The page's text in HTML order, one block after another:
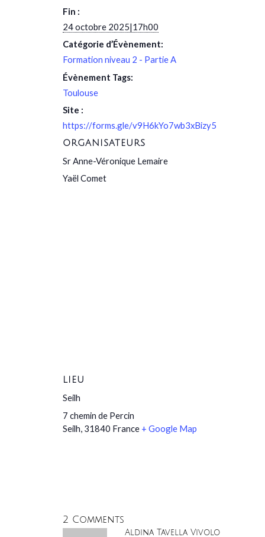
Fin :
24 octobre 2025|17h00
Catégorie d’Évènement:
Formation niveau 2 - Partie A
Évènement Tags:
Toulouse
Site :
https://forms.gle/v9H6kYo7wb3xBizy5
ORGANISATEURS
Sr Anne-Véronique Lemaire
Yaël Comet
LIEU
Seilh
7 chemin de Percin
Seilh 31840 France + Google Map
2 Comments
Aldina Tavella Vivolo